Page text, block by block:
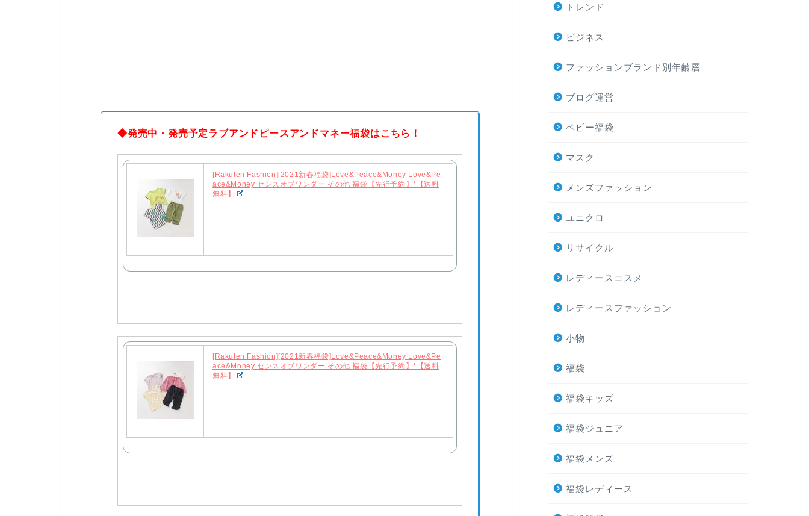
◆発売中・発売予定ラブアンドピースアンドマネー福袋はこちら！
[Rakuten Fashion][2021新春福袋]Love&Peace&Money Love&Pe
ace&Money センスオブワンダー その他 福袋【先行予約】*【送料
無料】
[Rakuten Fashion][2021新春福袋]Love&Peace&Money Love&Pe
ace&Money センスオブワンダー その他 福袋【先行予約】*【送料
無料】
トレンド
ビジネス
ファッションブランド別年齢層
ブログ運営
ベビー福袋
マスク
メンズファッション
ユニクロ
リサイクル
レディースコスメ
レディースファッション
小物
福袋
福袋キッズ
福袋ジュニア
福袋メンズ
福袋レディース